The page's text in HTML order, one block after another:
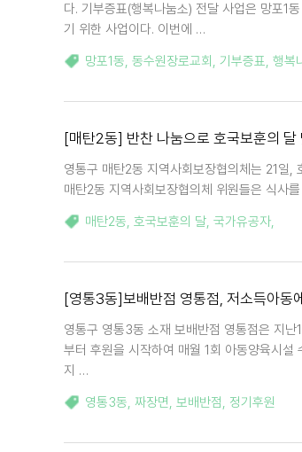
다. 기부증표(행복나눔소) 전달 사업은 망포1
기 위한 사업이다. 이번에 …
망포1동, 동수원장로교회 , 기부증표, 행복
[매탄2동] 반찬 나눔으로 호국보훈의
영통구 매탄2동 지역사회보장협의체는 21일,
매탄2동 지역사회보장협의체 위원들은 식사
매탄2동, 호국보훈의 달, 국가유공자,
[영통3동]보배반점 영통점, 저소득아동
영통구 영통3동 소재 보배반점 영통점은 지
부터 후원을 시작하여 매월 1회 아동양육시
지 …
영통3동, 짜장면, 보배반점, 정기후원